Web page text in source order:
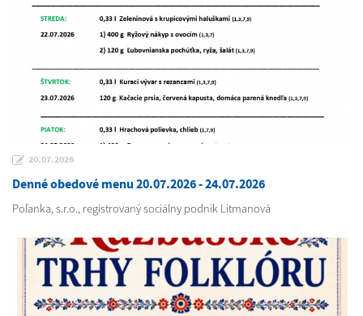
20.07.2026
Denné obedové menu 20.07.2026 - 24.07.2026
Poľanka, s.r.o., registrovaný sociálny podnik Litmanová